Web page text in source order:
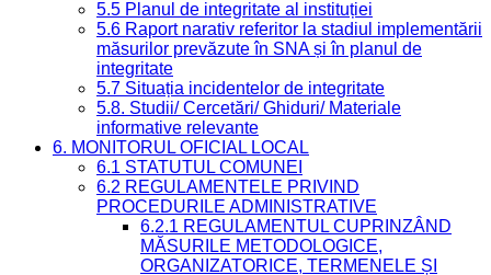
5.5 Planul de integritate al instituției
5.6 Raport narativ referitor la stadiul implementării
măsurilor prevăzute în SNA și în planul de
integritate
5.7 Situația incidentelor de integritate
5.8. Studii/ Cercetări/ Ghiduri/ Materiale
informative relevante
6. MONITORUL OFICIAL LOCAL
6.1 STATUTUL COMUNEI
6.2 REGULAMENTELE PRIVIND
PROCEDURILE ADMINISTRATIVE
6.2.1 REGULAMENTUL CUPRINZÂND
MĂSURILE METODOLOGICE,
ORGANIZATORICE, TERMENELE ȘI